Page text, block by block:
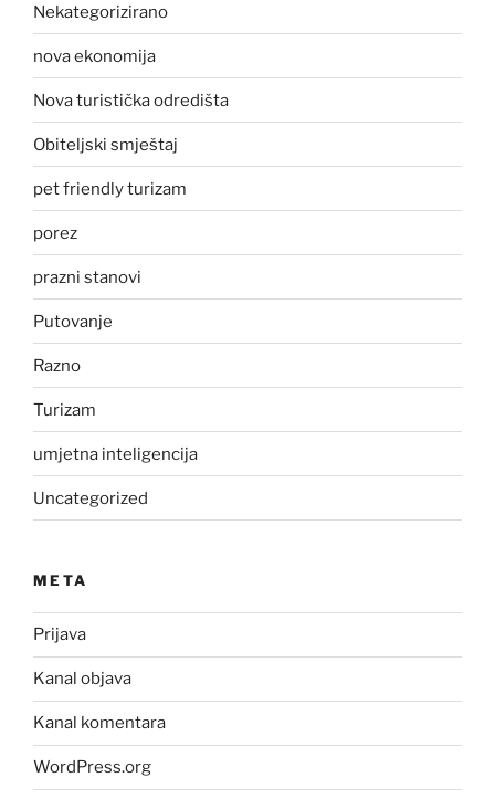
Nekategorizirano
nova ekonomija
Nova turistička odredišta
Obiteljski smještaj
pet friendly turizam
porez
prazni stanovi
Putovanje
Razno
Turizam
umjetna inteligencija
Uncategorized
META
Prijava
Kanal objava
Kanal komentara
WordPress.org